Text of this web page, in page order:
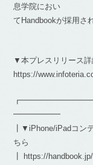
息学院におい
てHandbookが採用さ
▼本プレスリリース詳
https://
━━━━━━
┃▼iPhone/iPadコン
ちら
┃ https://handbook.jp/